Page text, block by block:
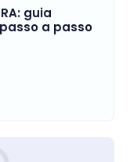
guia
a passo